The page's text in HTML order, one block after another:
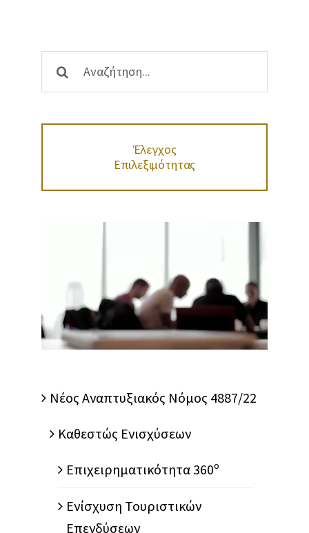
Έλεγχος
Επιλεξιμότητας
Nέος Αναπτυξιακός Νόμος 4887/22
Καθεστώς Ενισχύσεων
Επιχειρηματικότητα 360º
Ενίσχυση Τουριστικών
Επενδύσεων